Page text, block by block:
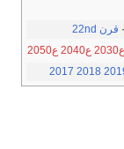
· قرن 22nd
ع2030 ع2040 ع2050
2017 2018